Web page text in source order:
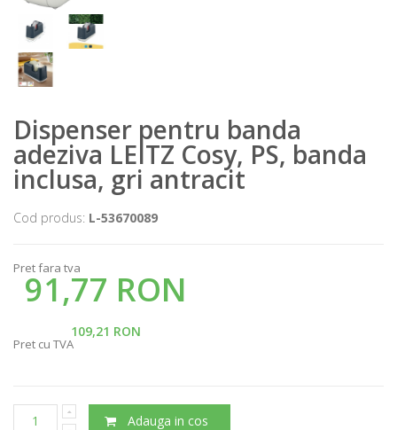
Dispenser pentru banda
adeziva LEITZ Cosy, PS, banda
inclusa, gri antracit
Cod produs: L-53670089
Pret fara tva
91,77 RON
109,21 RON
Pret cu TVA
Adauga in cos